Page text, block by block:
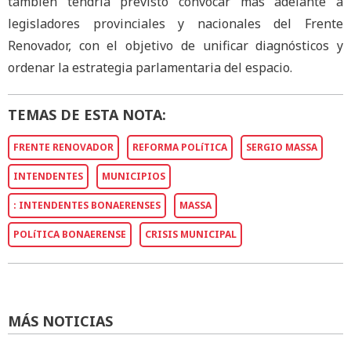
legisladores provinciales y nacionales del Frente
Renovador, con el objetivo de unificar diagnósticos y
ordenar la estrategia parlamentaria del espacio.
TEMAS DE ESTA NOTA:
FRENTE RENOVADOR REFORMA POLíTICA SERGIO MASSA
INTENDENTES MUNICIPIOS
: INTENDENTES BONAERENSES MASSA
POLíTICA BONAERENSE CRISIS MUNICIPAL
MÁS NOTICIAS